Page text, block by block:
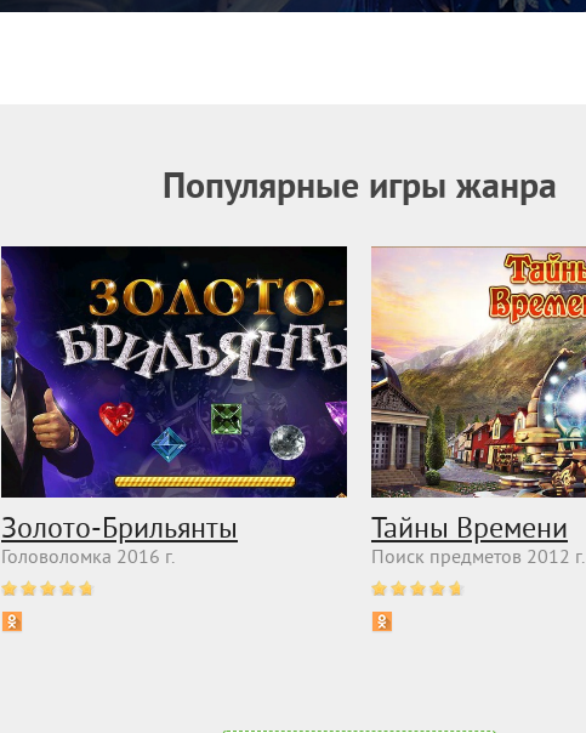
Популярные игры жанра
Золото-Брильянты
Головоломка 2016 г.
Тайны Времени
Поиск предметов 2012 г.